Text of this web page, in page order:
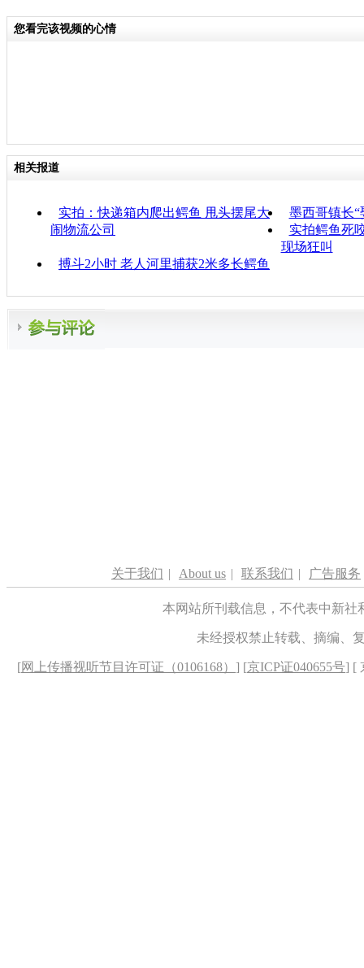
您看完该视频的心情
相关报道
实拍：快递箱内爬出鳄鱼 甩头摆尾大
闹物流公司
墨西哥镇长
实拍鳄鱼死
现场狂叫
搏斗2小时 老人河里捕获2米多长鳄鱼
关于我们 | About us | 联系我们 | 广告服务
本网站所刊载信息，不代表中新
未经授权禁止转载、摘编、
[网上传播视听节目许可证（0106168） ] [京ICP证040655号] [